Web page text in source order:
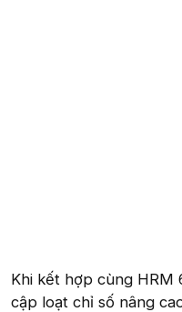
Khi kết hợp cùng
cập loạt chỉ số nâng